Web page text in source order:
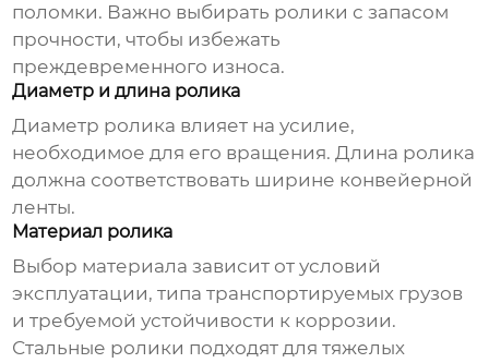
поломки. Важно выбирать ролики с запасом
прочности, чтобы избежать
преждевременного износа.
Диаметр и длина ролика
Диаметр ролика влияет на усилие,
необходимое для его вращения. Длина ролика
должна соответствовать ширине конвейерной
ленты.
Материал ролика
Выбор материала зависит от условий
эксплуатации, типа транспортируемых грузов
и требуемой устойчивости к коррозии.
Стальные ролики подходят для тяжелых